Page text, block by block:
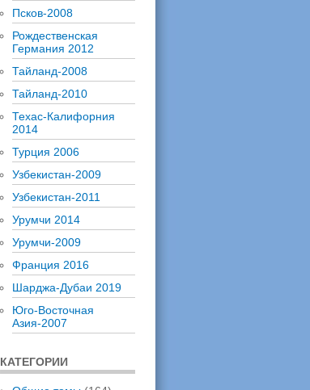
Псков-2008
Рождественская
Германия 2012
Тайланд-2008
Тайланд-2010
Техас-Калифорния
2014
Турция 2006
Узбекистан-2009
Узбекистан-2011
Урумчи 2014
Урумчи-2009
Франция 2016
Шарджа-Дубаи 2019
Юго-Восточная
Азия-2007
КАТЕГОРИИ